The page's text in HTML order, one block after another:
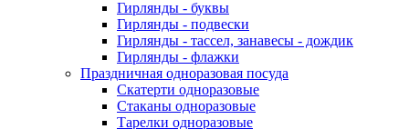
Гирлянды - буквы
Гирлянды - подвески
Гирлянды - тассел, занавесы - дождик
Гирлянды - флажки
Праздничная одноразовая посуда
Скатерти одноразовые
Стаканы одноразовые
Тарелки одноразовые